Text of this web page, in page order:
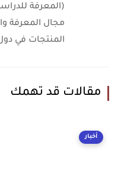
(المعرفة
مجال المعرفة
المنتجات في
مقالات قد تهمك
أخبار